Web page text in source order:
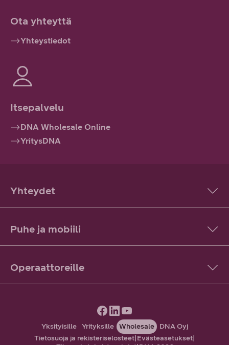
Ota yhteyttä
Yhteystiedot
Itsepalvelu
DNA Wholesale Online
YritysDNA
Yhteydet
Puhe ja mobiili
Operaattoreille
Yksityisille Yrityksille Wholesale
DNA Oyj
Tietosuoja ja rekisteriselosteet|Evästeasetukset|